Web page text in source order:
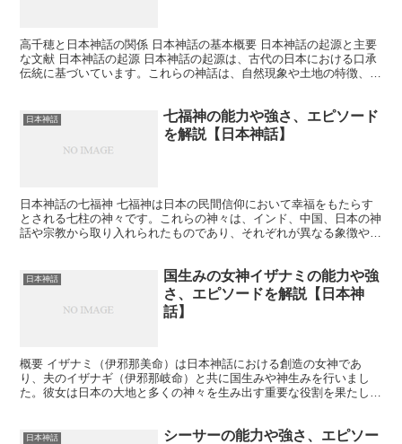
高千穂と日本神話の関係 日本神話の基本概要 日本神話の起源と主要
な文献 日本神話の起源 日本神話の起源は、古代の日本における口承
伝統に基づいています。これらの神話は、自然現象や土地の特徴、
日本神話
七福神の能力や強さ、エピソード
を解説【日本神話】
日本神話の七福神 七福神は日本の民間信仰において幸福をもたらす
とされる七柱の神々です。これらの神々は、インド、中国、日本の神
話や宗教から取り入れられたものであり、それぞれが異なる象徴や属
日本神話
国生みの女神イザナミの能力や強
さ、エピソードを解説【日本神
話】
概要 イザナミ（伊邪那美命）は日本神話における創造の女神であ
り、夫のイザナギ（伊邪那岐命）と共に国生みや神生みを行いまし
た。彼女は日本の大地と多くの神々を生み出す重要な役割を果たし、
日本神話
シーサーの能力や強さ、エピソー